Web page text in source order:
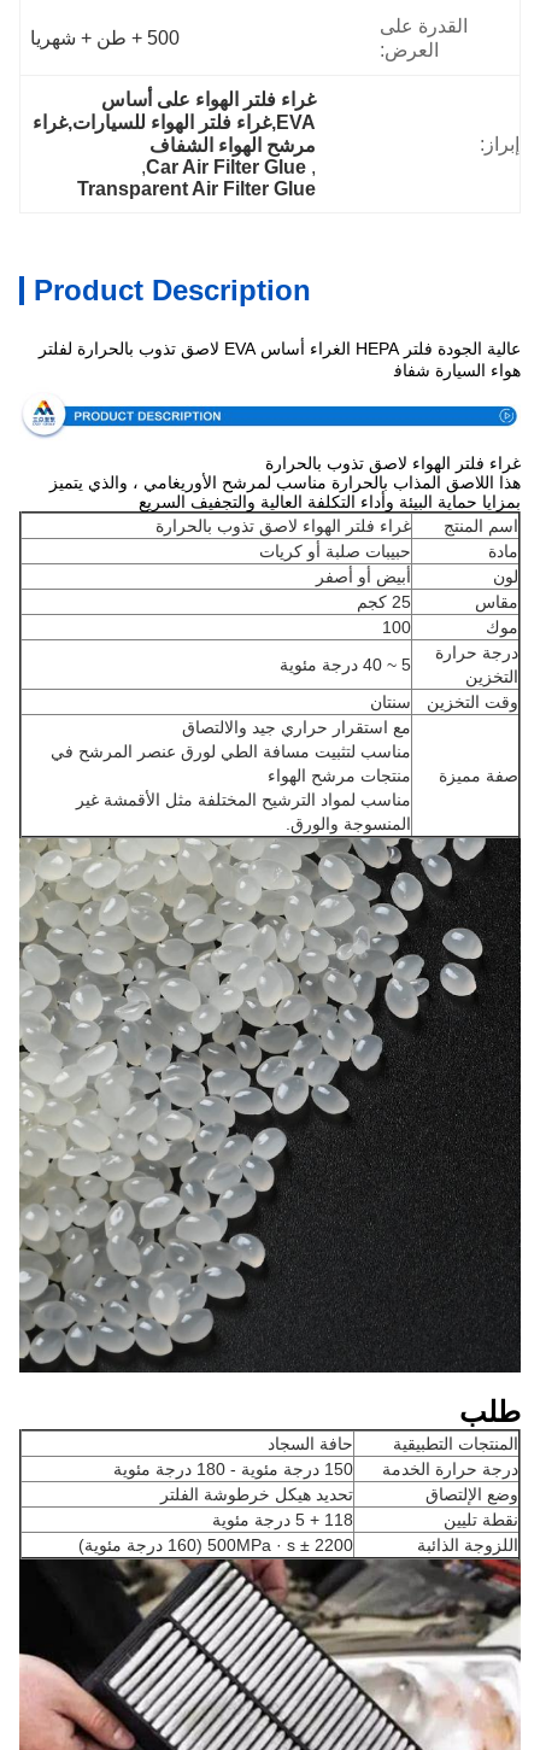
القدرة على
العرض:
500 + طن + شهريا
إبراز:
غراء فلتر الهواء على أساس
EVA,غراء فلتر الهواء للسيارات,غراء
مرشح الهواء الشفاف
,
Car Air Filter Glue
,
Transparent Air Filter Glue
Product Description
عالية الجودة فلتر HEPA الغراء أساس EVA لاصق تذوب بالحرارة لفلتر
هواء السيارة شفافتخصيص
غراء فلتر الهواء لاصق تذوب بالحرارة
هذا اللاصق المذاب بالحرارة مناسب لمرشح الأوريغامي ، والذي يتميز
بمزايا حماية البيئة وأداء التكلفة العالية والتجفيف السريع
اسم المنتج
غراء فلتر الهواء لاصق تذوب بالحرارة
مادة
حبيبات صلبة أو كريات
لون
أبيض أو أصفر
مقاس
25 كجم
موك
100
درجة حرارة
التخزين
5 ~ 40 درجة مئوية
وقت التخزين
سنتان
صفة مميزة
مع استقرار حراري جيد والالتصاق
مناسب لتثبيت مسافة الطي لورق عنصر المرشح في
منتجات مرشح الهواء
مناسب لمواد الترشيح المختلفة مثل الأقمشة غير
المنسوجة والورق.
طلب
المنتجات التطبيقية
حافة السجاد
درجة حرارة الخدمة
150 درجة مئوية - 180 درجة مئوية
وضع الإلتصاق
تحديد هيكل خرطوشة الفلتر
نقطة تليين
118 + 5 درجة مئوية
اللزوجة الذائبة
2200 ± 500MPa · s (160 درجة مئوية)